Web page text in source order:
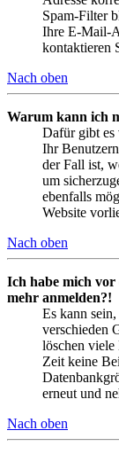
Spam-Filter
Ihre E-Mail-
kontaktieren
Nach oben
Warum kann ich
Dafür gibt es
Ihr
der Fall ist,
um
ebenfalls
Website
Nach oben
Ich habe mich
mehr anmelden?!
Es kann
verschieden
löschen viele
Zeit keine
erneut und
Nach oben